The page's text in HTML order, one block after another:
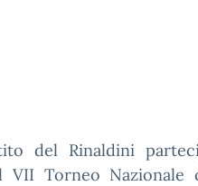
del Rinaldini
VII Torneo